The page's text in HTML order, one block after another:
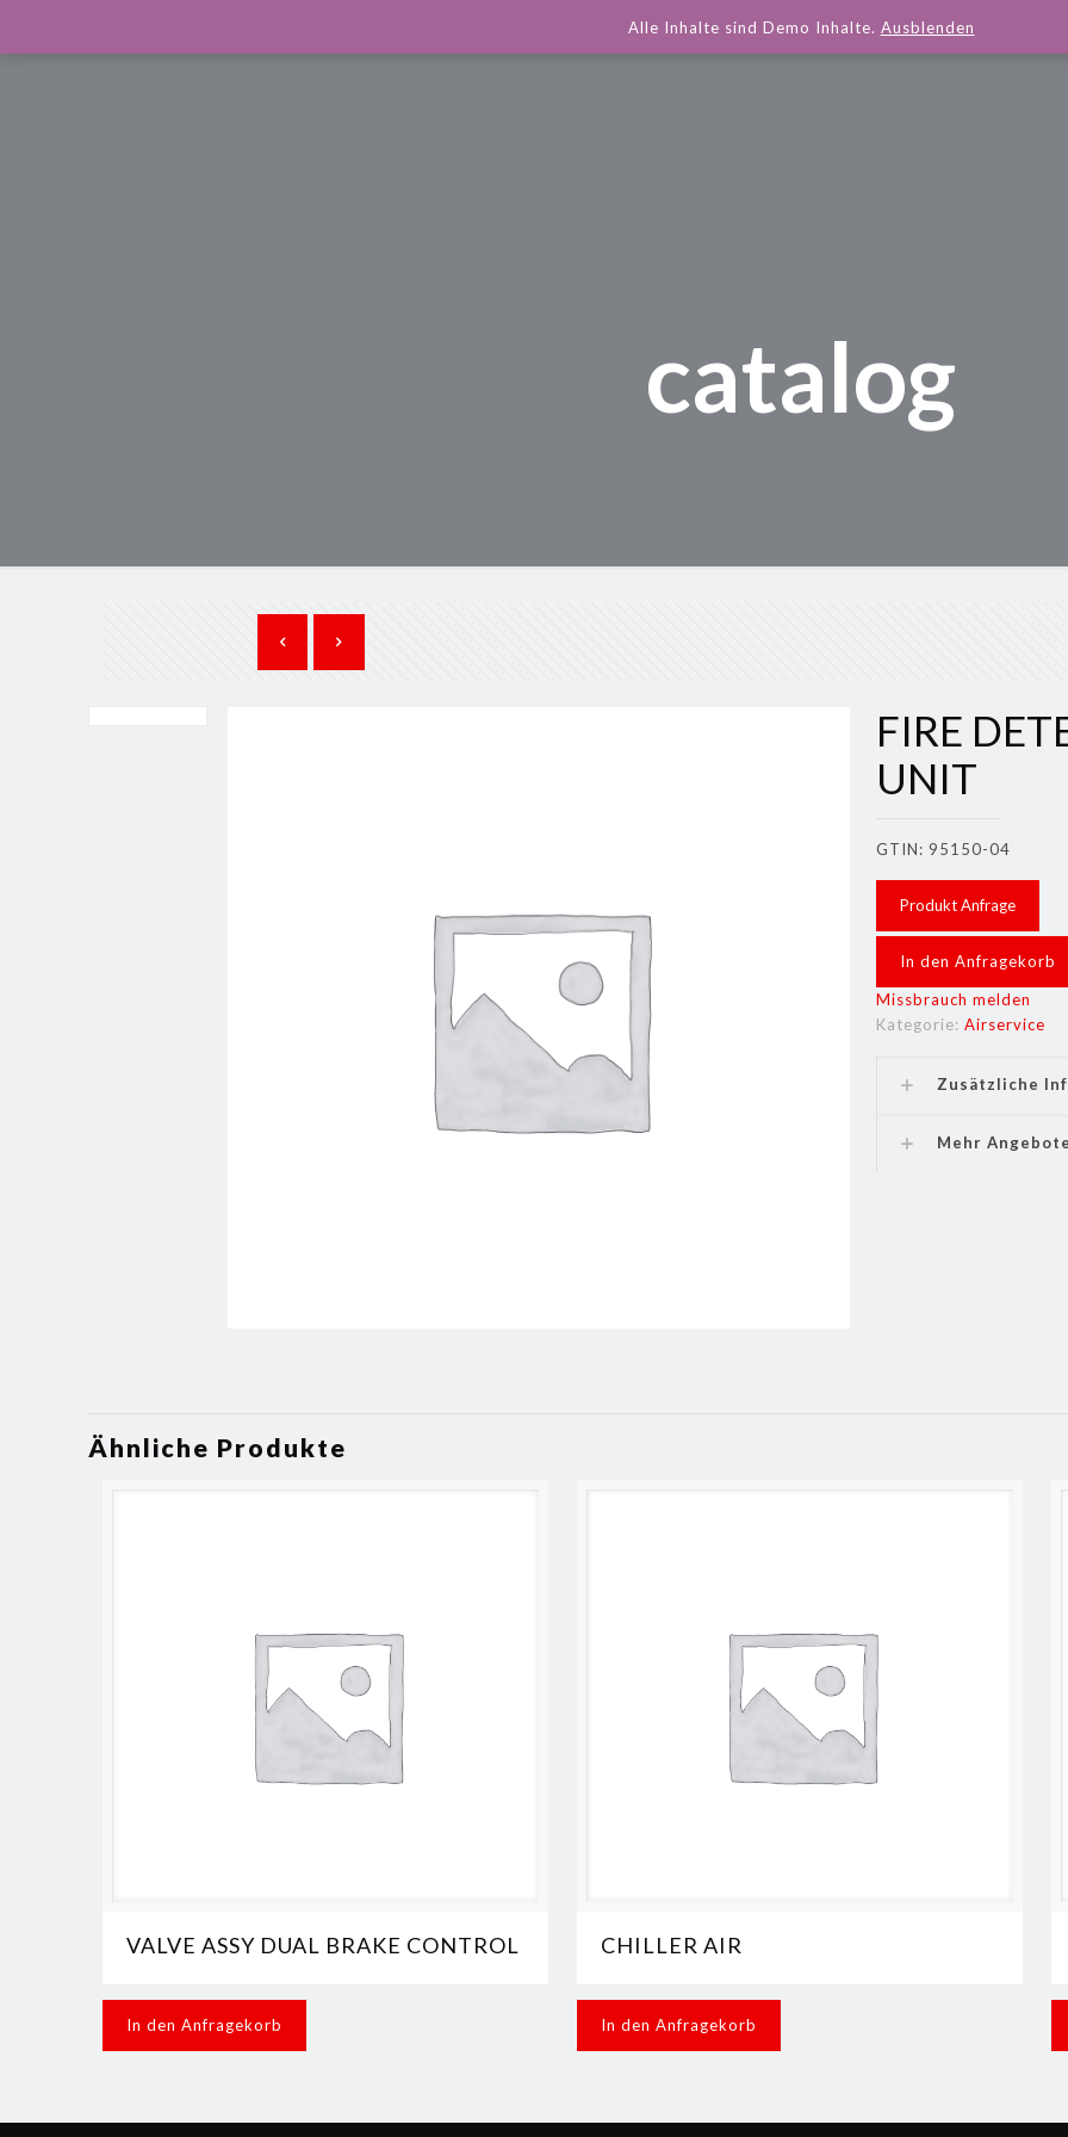
catalog
FIRE
UNIT
GTIN: 95150-04
Produkt Anfrage
In den Anfragekorb
Missbrauch melden
Kategorie:Airservice
Zusätzliche
Mehr Angebote
Ähnliche Produkte
VALVE ASSY DUAL BRAKE CONTROL
In den Anfragekorb
CHILLER AIR
In den Anfragekorb
Alle Inhalte sind Demo Inhalte. Ausblenden